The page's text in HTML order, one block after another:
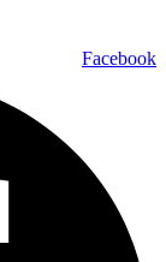
Facebook